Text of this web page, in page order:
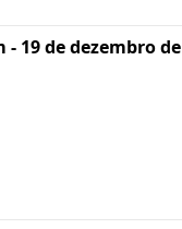
19 de dezembro de